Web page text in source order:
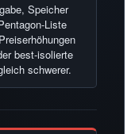
Speicher
Liste
best-isolierte
schwerer.